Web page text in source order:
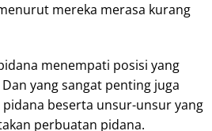
mereka merasa kurang
menempati posisi yang
yang sangat penting juga
beserta unsur-unsur yang
perbuatan pidana.